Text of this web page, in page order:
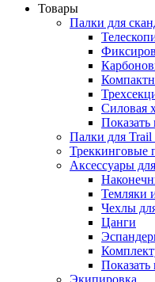
Товары
Палки для
Силовая
Показать
Палки для Trail
Треккинговые
Аксессуары
Темляки
Чехлы
Цанги
Показать
Экипировка